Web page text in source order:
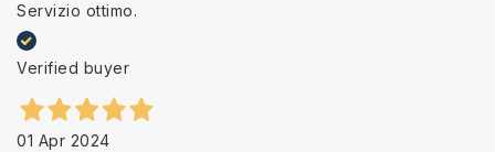
Servizio ottimo.
Verified buyer
01 Apr 2024